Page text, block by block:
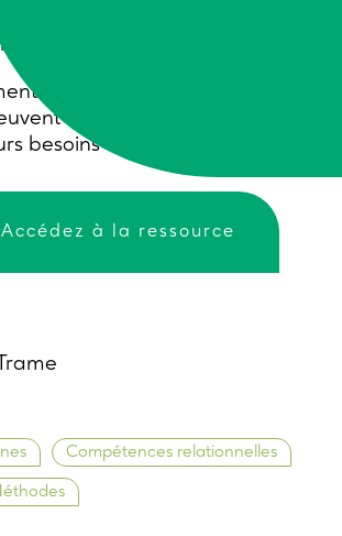
nécessitent de prendre des
et suscitent de fortes
délicats, les personnes
ignorer ou minimiser
besoins ou émotions…
Accédez à la ressource
Compétences relationnelles